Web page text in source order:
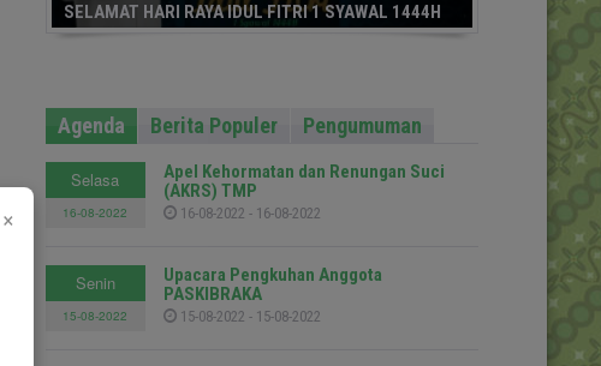
×
SELAMAT HARI RAYA IDUL FITRI 1 SYAWAL 1444H
Agenda Berita Populer Pengumuman
Selasa
16-08-2022
Apel Kehormatan dan Renungan Suci
(AKRS) TMP
16-08-2022 - 16-08-2022
Senin
15-08-2022
Upacara Pengkuhan Anggota
PASKIBRAKA
15-08-2022 - 15-08-2022